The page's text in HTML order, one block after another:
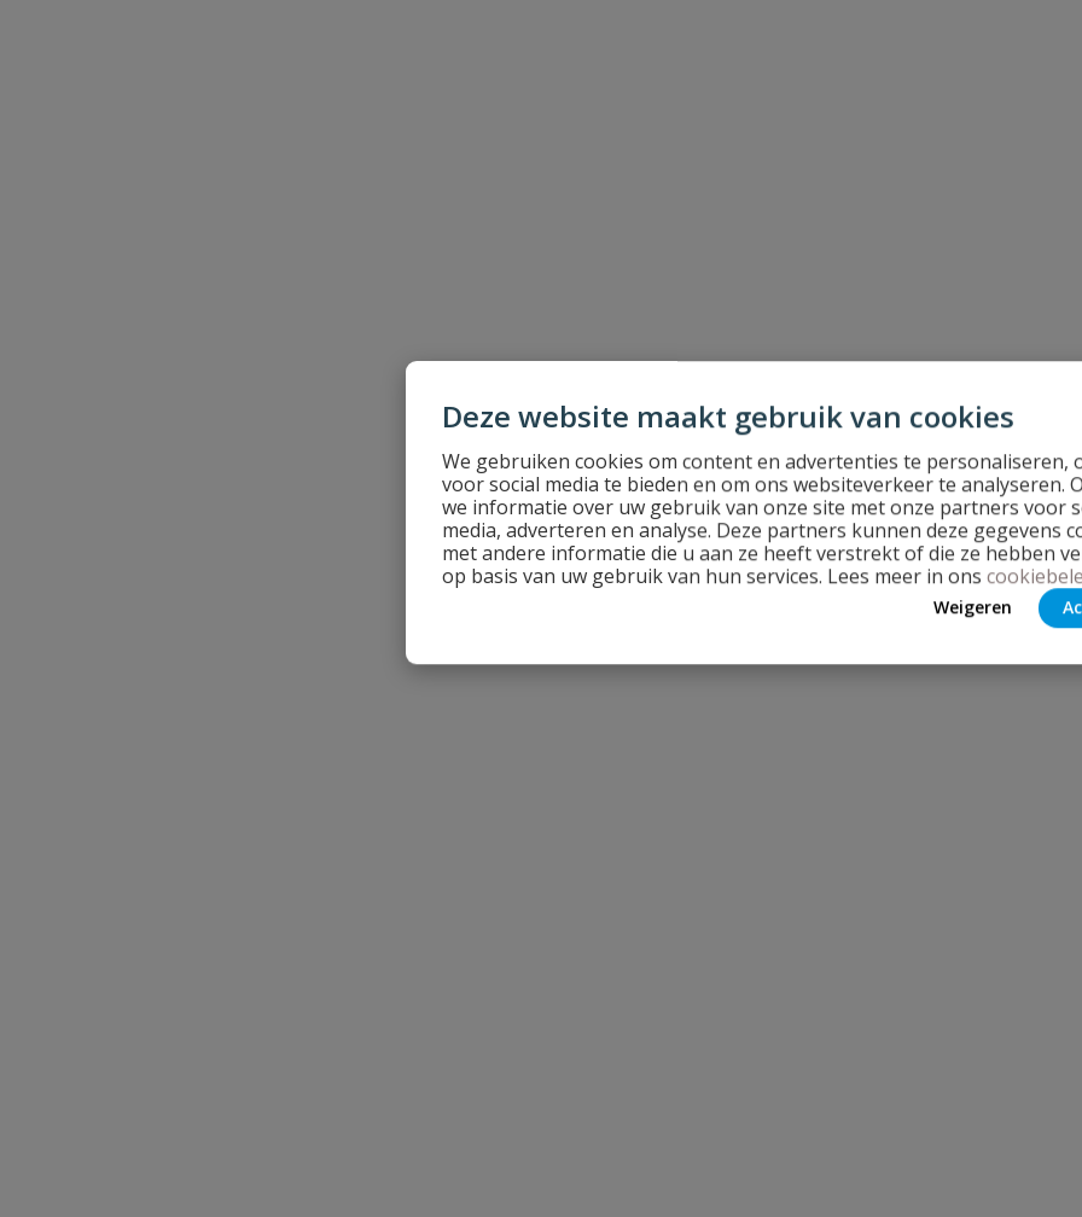
Deze website maakt gebruik van cookies
We gebruiken cookies om content en advertenties te personaliseren,
voor social media te bieden en om ons websiteverkeer te analyseren.
we informatie over uw gebruik van onze site met onze partners voor
media, adverteren en analyse. Deze partners kunnen deze gegevens
met andere informatie die u aan ze heeft verstrekt of die ze hebben
op basis van uw gebruik van hun services. Lees meer in ons
Weigeren